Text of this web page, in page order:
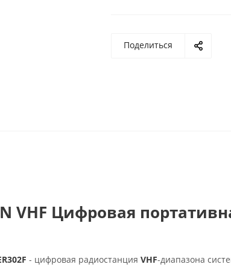
Поделиться
VHF Цифровая
- цифровая радиостанция VHF-диапазона